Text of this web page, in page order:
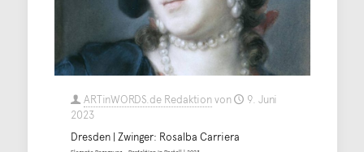
ARTinWORDS.de Redaktionvon
9. Juni
2023
Dresden | Zwinger: Rosalba Carriera